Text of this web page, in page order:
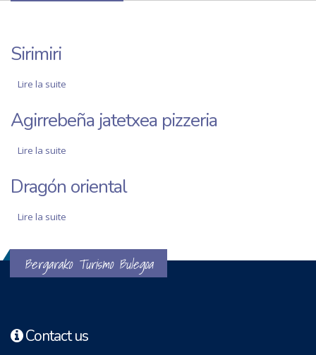
Sirimiri
Lire la suite
Agirrebeña jatetxea pizzeria
Lire la suite
Dragón oriental
Lire la suite
Bergarako Turismo Bulegoa
Contact us